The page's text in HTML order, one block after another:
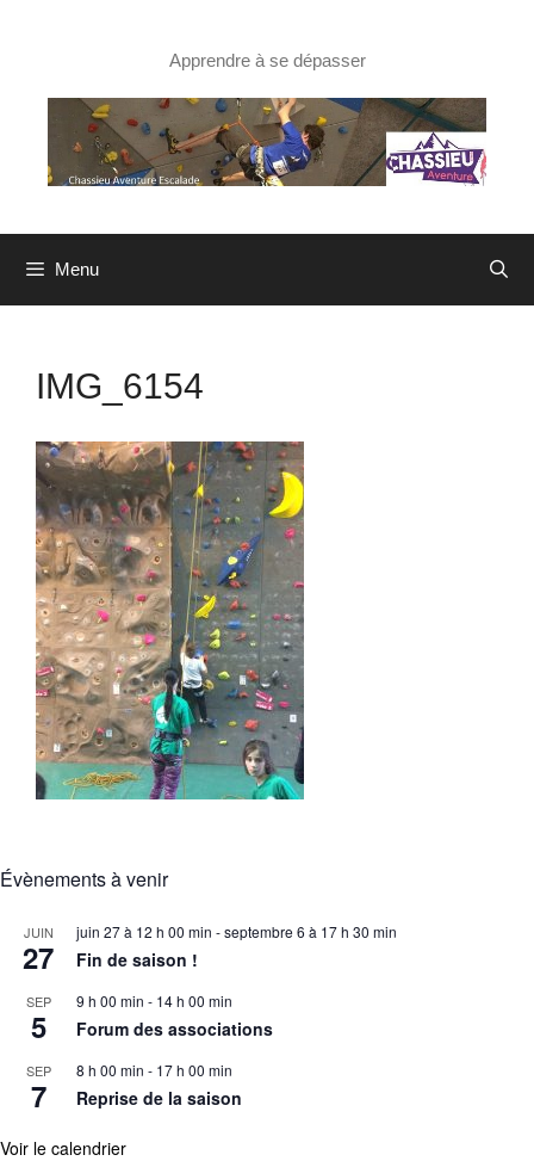
Apprendre à se dépasser
Menu
IMG_6154
Évènements à venir
JUIN
27
juin 27 à 12 h 00 min -septembre 6 à 17 h 30 min
Fin de saison !
SEP
5
9 h 00 min - 14 h 00 min
Forum des associations
SEP
7
8 h 00 min - 17 h 00 min
Reprise de la saison
Voir le calendrier